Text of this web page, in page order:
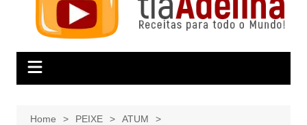
Home PEIXE
ATUM